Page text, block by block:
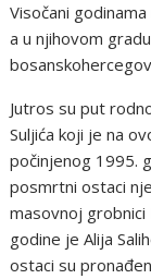
Visočani
a u njihovom
Jutros su put
Suljića koji je na
počinjenog 1995.
posmrtni ostaci
masovnoj
godine je Alija
ostaci su